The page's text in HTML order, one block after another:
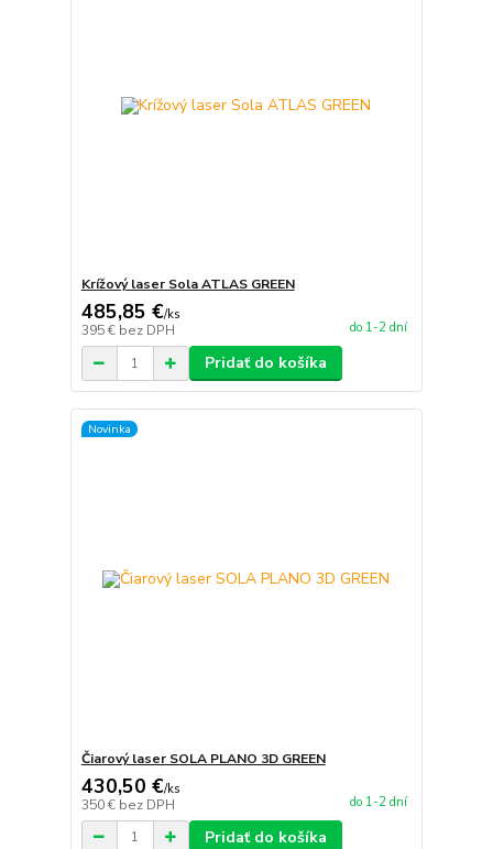
Krížový laser Sola ATLAS GREEN
485,85 €/ks
395 € bez DPH do 1-2 dní
Pridať do košíka
Novinka
Čiarový laser SOLA PLANO 3D GREEN
430,50 €/ks
350 € bez DPH do 1-2 dní
Pridať do košíka